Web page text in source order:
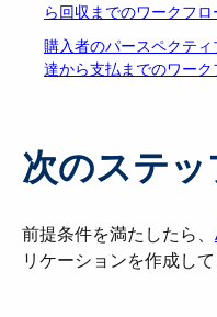
ら回収までのワークフロ
購入者のパースペクテ
達から支払までのワー
次のステッ
前提条件を満たしたら、​
リケーションを作成し